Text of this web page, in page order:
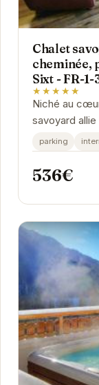
Chalet
cheminée,
Sixt - FR-1-
★★★★★
Niché au
savoyard
moderne.
parking
536€